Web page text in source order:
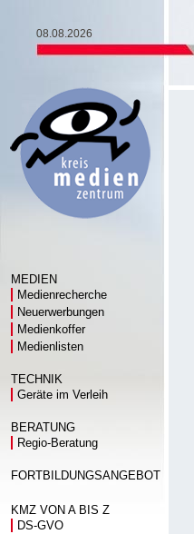
08.08.2026
MEDIEN
Medienrecherche
Neuerwerbungen
Medienkoffer
Medienlisten
TECHNIK
Geräte im Verleih
BERATUNG
Regio-Beratung
FORTBILDUNGSANGEBOT
KMZ VON A BIS Z
DS-GVO